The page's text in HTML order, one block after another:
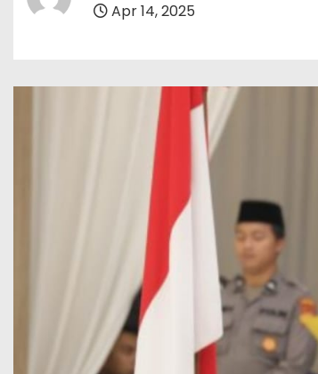
Apr 14, 2025